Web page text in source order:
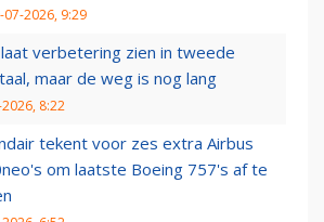
07-2026, 9:29
verbetering zien in tweede
maar de weg is nog lang
8:22
tekent voor zes extra Airbus
om laatste Boeing 757's af te